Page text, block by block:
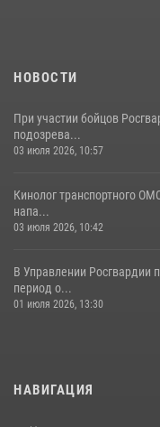
07 августа 2026, 11:35
НОВОСТИ
При участии бойцов
подозрева...
03 июля 2026, 10:57
Кинолог транспортного
напа...
03 июля 2026, 10:42
В Управлении Росгвардии
период о...
01 июля 2026, 13:30
НАВИГАЦИЯ